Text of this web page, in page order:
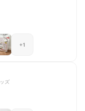
+1
ズ